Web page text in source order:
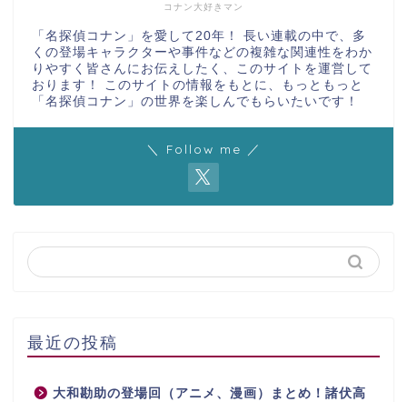
コナン大好きマン
「名探偵コナン」を愛して20年！ 長い連載の中で、多
くの登場キャラクターや事件などの複雑な関連性をわか
りやすく皆さんにお伝えしたく、このサイトを運営して
おります！ このサイトの情報をもとに、もっともっと
「名探偵コナン」の世界を楽しんでもらいたいです！
＼ Follow me ／
最近の投稿
大和勘助の登場回（アニメ、漫画）まとめ！諸伏高